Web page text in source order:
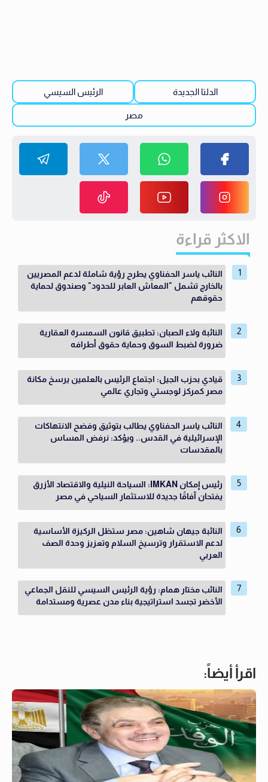
الدلتا الجديدة الرئيس السيسي
مصر
الاكثر قراءة
النائب ياسر الحفناوي يطرح رؤية شاملة لدعم المصريين
بالخارج تشمل "المعاش العابر للحدود" وصندوق لحماية
حقوقهم
النائبة ولاء الصبان: تطبيق قانون السمسرة العقارية
ضرورة لضبط السوق وحماية حقوق أطرافه
قيادي بحزب الجيل: اجتماع الرئيس بالعلمين يرسخ مكانة
مصر كمركز لوجستي وتجاري عالمي
النائب ياسر الحفناوي يطالب بتوثيق وفضح الانتهاكات
الإسرائيلية في القدس.. ويؤكد: نرفض المساس
بالمقدسات
رئيس إمكان IMKAN: السياحة النيلية والاقتصاد الأزرق
يفتحان آفاقًا جديدة للاستثمار السياحي في مصر
النائبة جيهان شاهين: مصر ستظل الركيزة الأساسية
لدعم الاستقرار وترسيخ السلام وتعزيز وحدة الصف
العربي
النائب مختار همام: رؤية الرئيس السيسي للنقل الجماعي
الأخضر تجسد استراتيجية بناء مدن عصرية ومستدامة
اقرأ أيضاً: